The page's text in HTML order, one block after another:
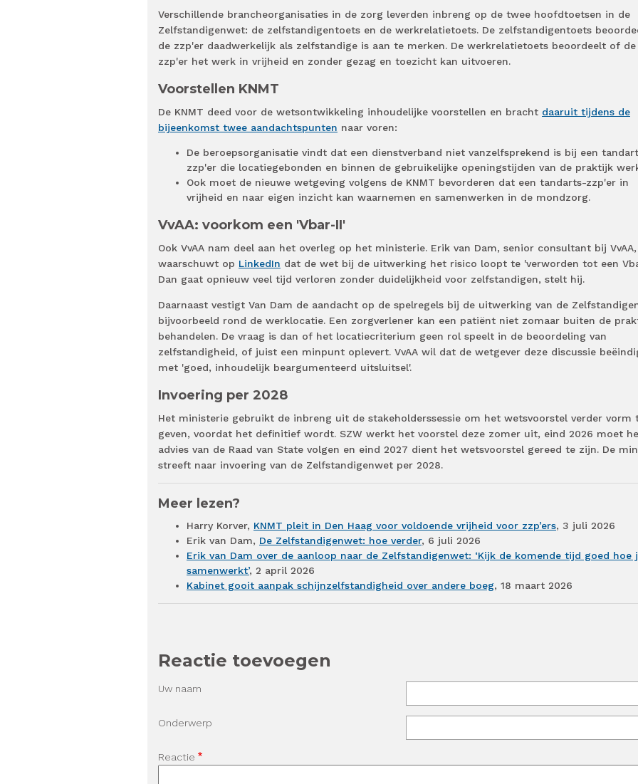
Verschillende brancheorganisaties in de zorg leverden inbreng op de twee hoofdtoetsen in de
Zelfstandigenwet: de zelfstandigentoets en de werkrelatietoets. De zelfstandigentoets
de zzp'er daadwerkelijk als zelfstandige is aan te merken. De werkrelatietoets beoordeelt of de
zzp'er het werk in vrijheid en zonder gezag en toezicht kan uitvoeren.
Voorstellen KNMT
De KNMT deed voor de wetsontwikkeling inhoudelijke voorstellen en bracht daaruit tijdens de
bijeenkomst twee aandachtspunten naar voren:
De beroepsorganisatie vindt dat een dienstverband niet vanzelfsprekend is bij een
zzp'er die locatiegebonden en binnen de gebruikelijke openingstijden van de praktijk
Ook moet de nieuwe wetgeving volgens de KNMT bevorderen dat een tandarts-zzp'er in
vrijheid en naar eigen inzicht kan waarnemen en samenwerken in de mondzorg.
VvAA: voorkom een 'Vbar-II'
Ook VvAA nam deel aan het overleg op het ministerie. Erik van Dam, senior consultant bij VvAA,
waarschuwt op LinkedIn dat de wet bij de uitwerking het risico loopt te 'verworden tot een
Dan gaat opnieuw veel tijd verloren zonder duidelijkheid voor zelfstandigen, stelt hij.
Daarnaast vestigt Van Dam de aandacht op de spelregels bij de uitwerking van de
bijvoorbeeld rond de werklocatie. Een zorgverlener kan een patiënt niet zomaar buiten de
behandelen. De vraag is dan of het locatiecriterium geen rol speelt in de beoordeling van
zelfstandigheid, of juist een minpunt oplevert. VvAA wil dat de wetgever deze discussie
met 'goed, inhoudelijk beargumenteerd uitsluitsel'.
Invoering per 2028
Het ministerie gebruikt de inbreng uit de stakeholderssessie om het wetsvoorstel verder vorm
geven, voordat het definitief wordt. SZW werkt het voorstel deze zomer uit, eind 2026 moet
advies van de Raad van State volgen en eind 2027 dient het wetsvoorstel gereed te zijn. De
streeft naar invoering van de Zelfstandigenwet per 2028.
Meer lezen?
Harry Korver, KNMT pleit in Den Haag voor voldoende vrijheid voor zzp’ers, 3 juli 2026
Erik van Dam, De Zelfstandigenwet: hoe verder, 6 juli 2026
Erik van Dam over de aanloop naar de Zelfstandigenwet: ‘Kijk de komende tijd goed hoe
samenwerkt’, 2 april 2026
Kabinet gooit aanpak schijnzelfstandigheid over andere boeg, 18 maart 2026
Reactie toevoegen
Uw naam
Onderwerp
Reactie